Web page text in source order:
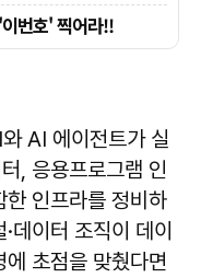
AI 에이전트가 실
, 응용프로그램 인
인프라를 정비하
데이터 조직이 데이
초점을 맞췄다면